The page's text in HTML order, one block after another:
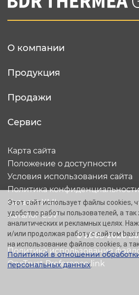
конфеденциальности
О компании
Продукция
Продажи
Сервис
© 2005-2026
Карта сайта
Положение о доступности
Условия использования сайта
Политика
Каталог XML
Каталог CSV
Политика использования
OneTrust Preference link
Этот сайт использует файлы cookies,
удобство работы пользователей, а так
аналитических и рекламных целях.
и/или продолжая работу с сайтом
на использование файлов cookies, а
Политикой в отношении
персональных данных.